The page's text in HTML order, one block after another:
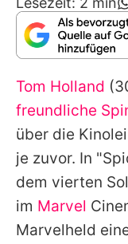
Alle
Tom Holland
freundliche
über die
je zuvor. In
dem vierten
im Marvel
Marvelheld